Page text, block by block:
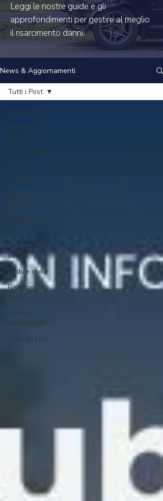
Leggi le nostre guide e gli
approfondimenti per gestire al meglio
il risarcimento danni.
News & Aggiornamenti
Tutti i Post
Incidente
Stradale
Errore medico
Insidia
Stradale
Danno
Materiale
Infortuni sul
lavoro
Codice della
strada
Codice civile
Risarcimento
danni
Tutela
consumatori
Consigli Utili
Tutti i Post